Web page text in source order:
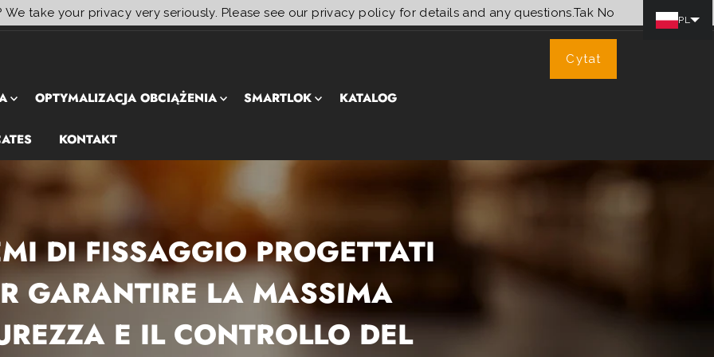
Cytat
OPTYMALIZACJA OBCIĄŻENIA SMARTLOK KATALOG
KONTAKT
DI FISSAGGIO PROGETTATI
GARANTIRE LA MASSIMA
E IL CONTROLLO DEL
take your privacy very seriously. Please see our privacy policy for details and any questions.Tak No PL